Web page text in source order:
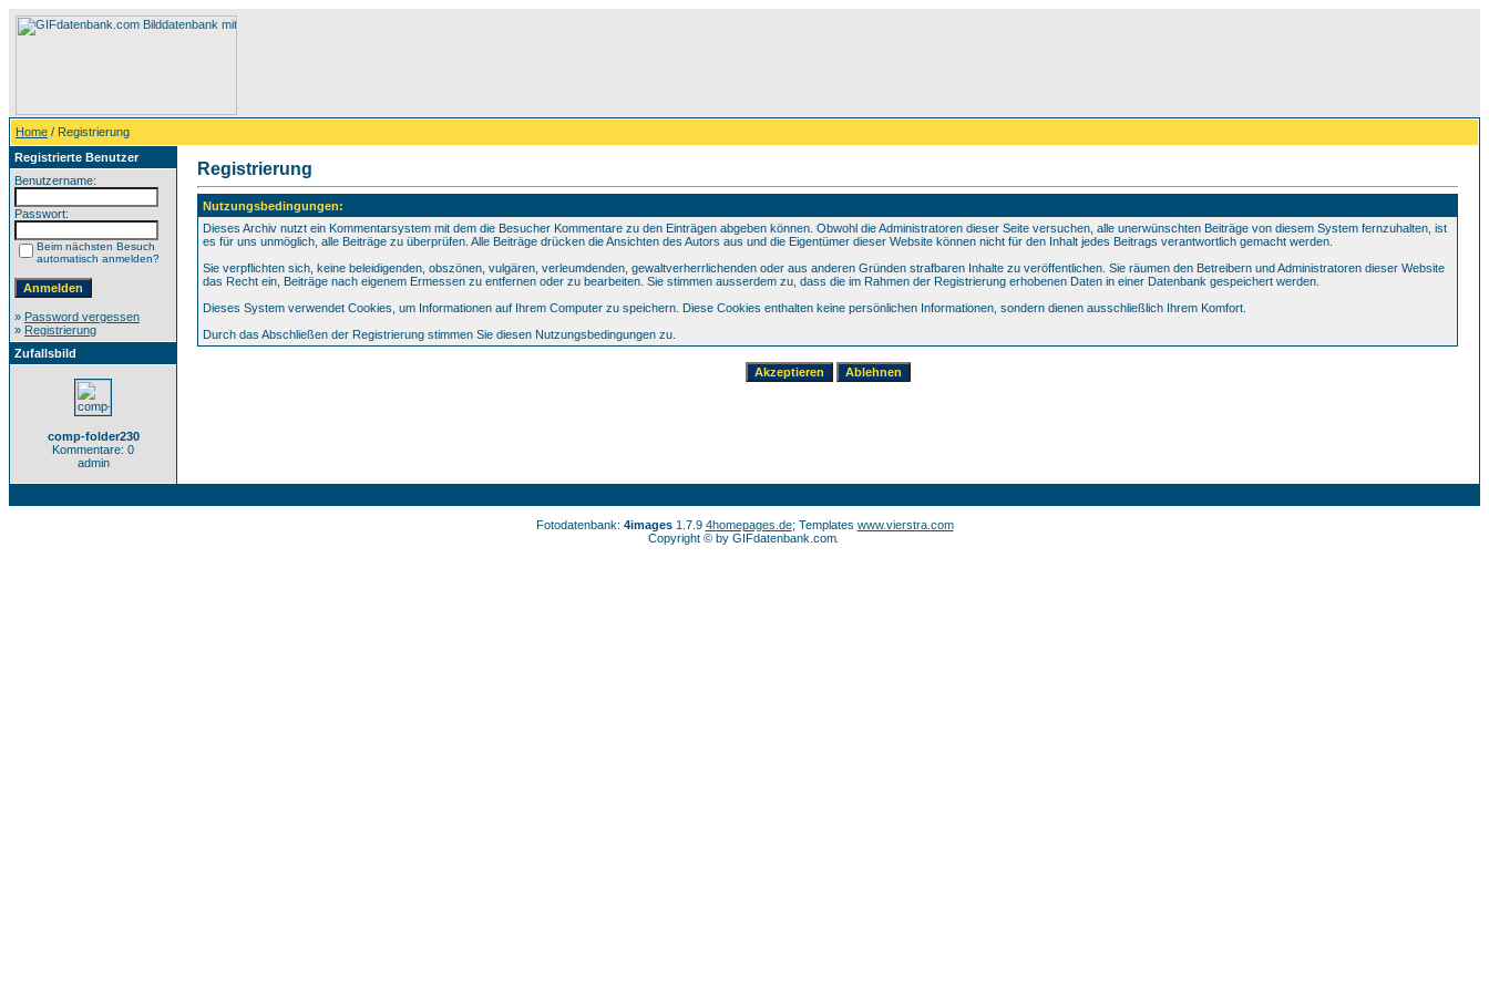
Home / Registrierung
Registrierte Benutzer
Benutzername:
Passwort:
Beim nächsten Besuch
automatisch anmelden?
» Password vergessen
» Registrierung
Zufallsbild
comp-folder230
Kommentare: 0
admin
Registrierung
Nutzungsbedingungen:
Dieses Archiv nutzt ein Kommentarsystem mit dem die Besucher Kommentare zu den Einträgen abgeben können. Obwohl die Administratoren dieser Seite versuchen, alle unerwünschten Beiträge von diesem System fernzuhalten, ist
es für uns unmöglich, alle Beiträge zu überprüfen. Alle Beiträge drücken die Ansichten des Autors aus und die Eigentümer dieser Website können nicht für den Inhalt jedes Beitrags verantwortlich gemacht werden.
Sie verpflichten sich, keine beleidigenden, obszönen, vulgären, verleumdenden, gewaltverherrlichenden oder aus anderen Gründen strafbaren Inhalte zu veröffentlichen. Sie räumen den Betreibern und Administratoren dieser Website
das Recht ein, Beiträge nach eigenem Ermessen zu entfernen oder zu bearbeiten. Sie stimmen ausserdem zu, dass die im Rahmen der Registrierung erhobenen Daten in einer Datenbank gespeichert werden.
Dieses System verwendet Cookies, um Informationen auf Ihrem Computer zu speichern. Diese Cookies enthalten keine persönlichen Informationen, sondern dienen ausschließlich Ihrem Komfort.
Durch das Abschließen der Registrierung stimmen Sie diesen Nutzungsbedingungen zu.
Fotodatenbank: 4images1.7.9 4homepages.de; Templates www.vierstra.com
Copyright © by GIFdatenbank.com